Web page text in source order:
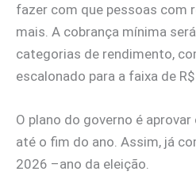
fazer com que pessoas com
mais. A cobrança mínima
categorias de rendimento,
escalonado para a faixa de
O plano do governo é
até o fim do ano. Assim, já
2026 –ano da eleição.